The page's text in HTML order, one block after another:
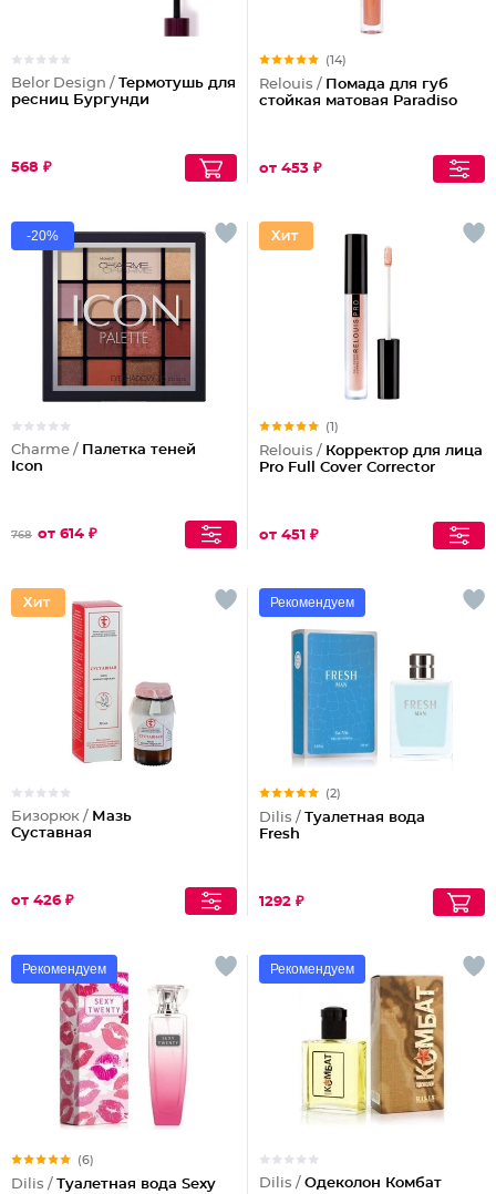
Belor Design / Термотушь для
ресниц Бургунди
568 ₽
(14)
Relouis / Помада для губ
стойкая матовая Paradiso
от 453 ₽
-20%
Charme / Палетка теней
Icon
768 от 614 ₽
(1)
Relouis / Корректор для лица
Pro Full Cover Corrector
от 451 ₽
Бизорюк / Мазь
Суставная
от 426 ₽
Рекомендуем
(2)
Dilis / Туалетная вода
Fresh
1292 ₽
Рекомендуем
(6)
Dilis / Туалетная вода Sexy
Рекомендуем
Dilis / Одеколон Комбат